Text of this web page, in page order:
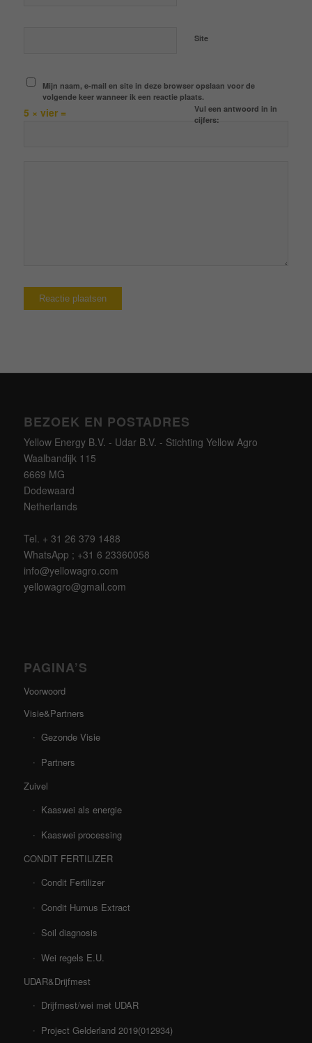
Site
Mijn naam, e-mail en site in deze browser opslaan voor de
volgende keer wanneer ik een reactie plaats.
Vul een antwoord in in
cijfers:
5 × vier =
BEZOEK EN POSTADRES
Yellow Energy B.V. - Udar B.V. - Stichting Yellow Agro
Waalbandijk 115
6669 MG
Dodewaard
Netherlands
Tel. + 31 26 379 1488
WhatsApp ; +31 6 23360058
info@yellowagro.com
yellowagro@gmail.com
PAGINA’S
Voorwoord
Visie&Partners
Gezonde Visie
Partners
Zuivel
Kaaswei als energie
Kaaswei processing
CONDIT FERTILIZER
Condit Fertilizer
Condit Humus Extract
Soil diagnosis
Wei regels E.U.
UDAR&Drijfmest
Drijfmest/wei met UDAR
Project Gelderland 2019(012934)